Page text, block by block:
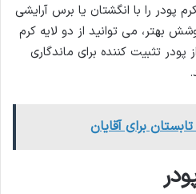
پودر را با انگشتان یا برس آرایشی
بهتر، می توانید از دو لایه کرم
پودر تثبیت کننده برای ماندگاری
برای آقایان